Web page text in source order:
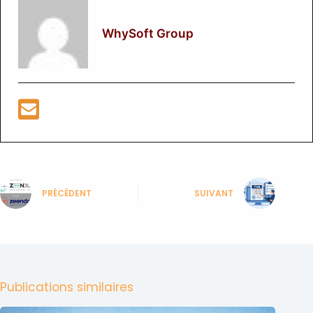
ERP, votre plateforme agréée ou un middleware. Toute
saisie manuelle est exclue, car la moindre erreur de
balise entraîne un rejet.
WhySoft Group
PRÉCÉDENT SUIVANT
Publications similaires